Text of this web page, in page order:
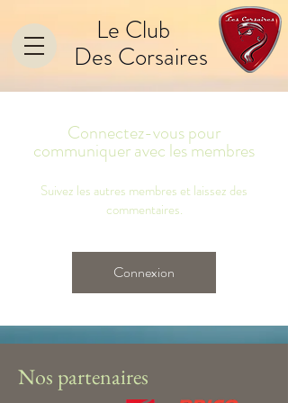
Des Corsaires
Le Club
Connectez-vous pour
communiquer avec les membres
Suivez les autres membres et laissez des
commentaires.
Connexion
Nos partenaires